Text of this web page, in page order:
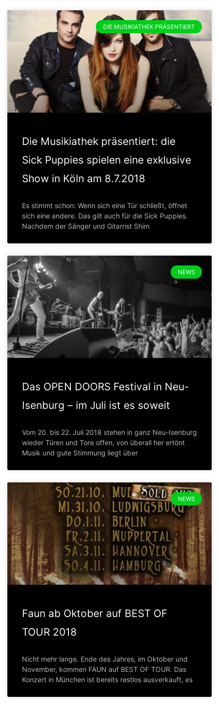
DIE MUSIKIATHEK PRÄSENTIERT
Die Musikiathek präsentiert: die
Sick Puppies spielen eine exklusive
Show in Köln am 8.7.2018
Es stimmt schon: Wenn sich eine Tür schließt, öffnet
sich eine andere. Das gilt auch für die Sick Puppies.
Nachdem der Sänger und Gitarrist Shim
NEWS
Das OPEN DOORS Festival in Neu-
Isenburg – im Juli ist es soweit
Vom 20. bis 22. Juli 2018 stehen in ganz Neu-Isenburg
wieder Türen und Tore offen, von überall her ertönt
Musik und gute Stimmung liegt über
NEWS
Faun ab Oktober auf BEST OF
TOUR 2018
Nicht mehr lange. Ende des Jahres, im Oktober und
November, kommen FAUN auf BEST OF TOUR. Das
Konzert in München ist bereits restlos ausverkauft, es